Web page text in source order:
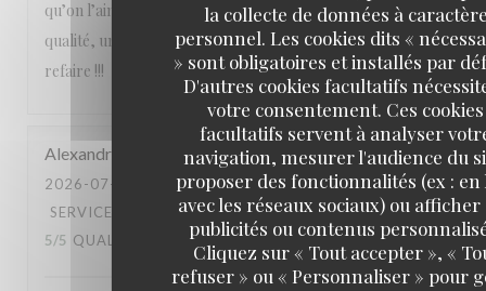
la collecte de données à
personnel. Les cookies dits «
» sont obligatoires et installés par
D'autres cookies facultatifs
votre consentement. Ces cookies
facultatifs servent à analyser
navigation, mesurer l'audience du
proposer des fonctionnalités (ex : en
avec les réseaux sociaux) ou afficher
publicités ou contenus
Cliquez sur « Tout accepter », «
refuser » ou « Personnaliser » pour
qu’on l’aime avec des produits de saison, un service de
qualité, une équipe attentionnée, un cadre magnifique. A
refaire !!!
Alexandre
2026-07-23
- 19:00 - COUVERTS 3
SERVICE
AMBIANCE: 5/5 CUISINE:
5/5 QUALITÉ / PRIX : 5/5